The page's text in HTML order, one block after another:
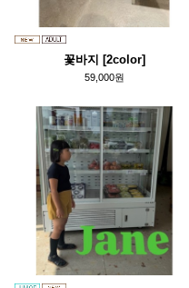
꽃바지 [2color]
59,000원